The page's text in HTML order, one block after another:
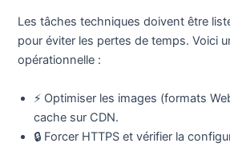
Les tâches techniques doivent être
pour éviter les pertes de temps. Voici
opérationnelle :
⚡ Optimiser les images (formats
cache sur CDN.
🔒 Forcer HTTPS et vérifier la